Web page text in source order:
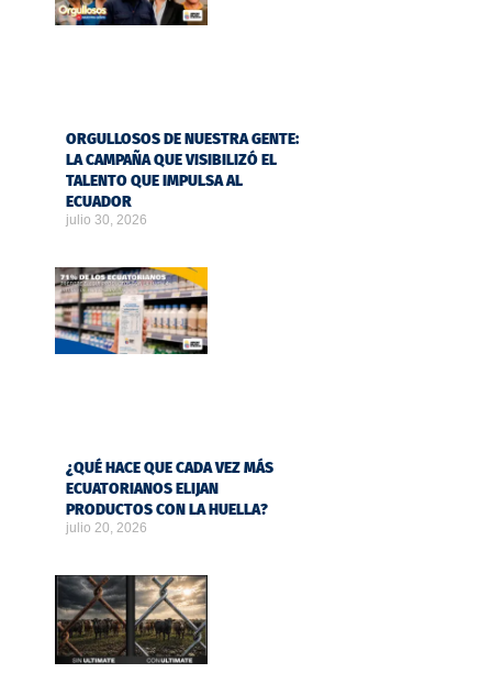
ORGULLOSOS DE NUESTRA GENTE:
LA CAMPAÑA QUE VISIBILIZÓ EL
TALENTO QUE IMPULSA AL
ECUADOR
julio 30, 2026
¿QUÉ HACE QUE CADA VEZ MÁS
ECUATORIANOS ELIJAN
PRODUCTOS CON LA HUELLA?
julio 20, 2026